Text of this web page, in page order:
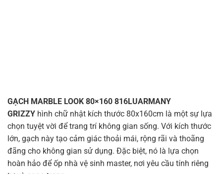
GẠCH MARBLE LOOK 80×160 816LUARMANY
GRIZZY hình chữ nhật kích thước 80x160cm là một sự lựa
chọn tuyệt vời để trang trí không gian sống. Với kích thước
lớn, gạch này tạo cảm giác thoải mái, rộng rãi và thoãng
đãng cho không gian sử dụng. Đặc biệt, nó là lựa chọn
hoàn hảo để ốp nhà vệ sinh master, nơi yêu cầu tính riêng